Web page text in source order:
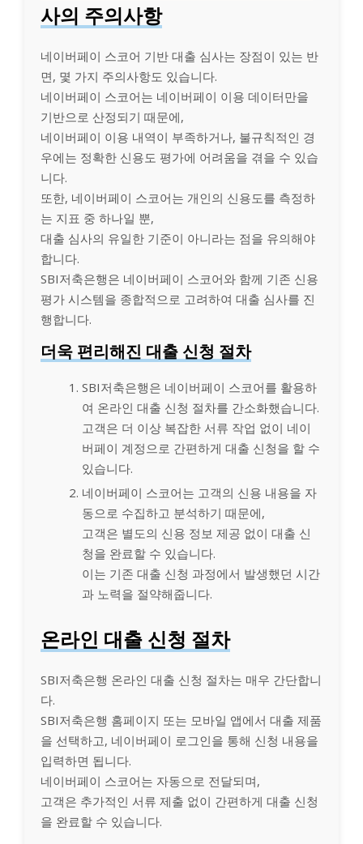
사의 주의사항
네이버페이 스코어 기반 대출 심사는 장점이 있는 반
면, 몇 가지 주의사항도 있습니다.
네이버페이 스코어는 네이버페이 이용 데이터만을
기반으로 산정되기 때문에,
네이버페이 이용 내역이 부족하거나, 불규칙적인 경
우에는 정확한 신용도 평가에 어려움을 겪을 수 있습
니다.
또한, 네이버페이 스코어는 개인의 신용도를 측정하
는 지표 중 하나일 뿐,
대출 심사의 유일한 기준이 아니라는 점을 유의해야
합니다.
SBI저축은행은 네이버페이 스코어와 함께 기존 신용
평가 시스템을 종합적으로 고려하여 대출 심사를 진
행합니다.
더욱 편리해진 대출 신청 절차
SBI저축은행은 네이버페이 스코어를 활용하
여 온라인 대출 신청 절차를 간소화했습니다.
고객은 더 이상 복잡한 서류 작업 없이 네이
버페이 계정으로 간편하게 대출 신청을 할 수
있습니다.
네이버페이 스코어는 고객의 신용 내용을 자
동으로 수집하고 분석하기 때문에,
고객은 별도의 신용 정보 제공 없이 대출 신
청을 완료할 수 있습니다.
이는 기존 대출 신청 과정에서 발생했던 시간
과 노력을 절약해줍니다.
온라인 대출 신청 절차
SBI저축은행 온라인 대출 신청 절차는 매우 간단합니
다.
SBI저축은행 홈페이지 또는 모바일 앱에서 대출 제품
을 선택하고, 네이버페이 로그인을 통해 신청 내용을
입력하면 됩니다.
네이버페이 스코어는 자동으로 전달되며,
고객은 추가적인 서류 제출 없이 간편하게 대출 신청
을 완료할 수 있습니다.